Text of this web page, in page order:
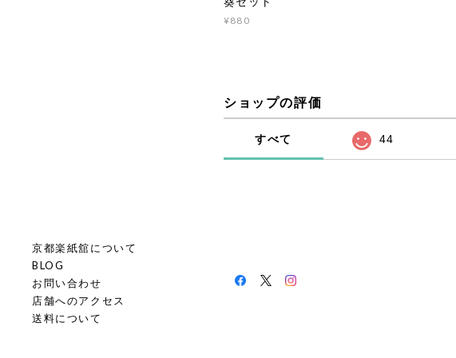
京都楽紙舘について
BLOG
お問い合わせ
店舗へのアクセス
送料について
¥880
ショップの評価
すべて 44